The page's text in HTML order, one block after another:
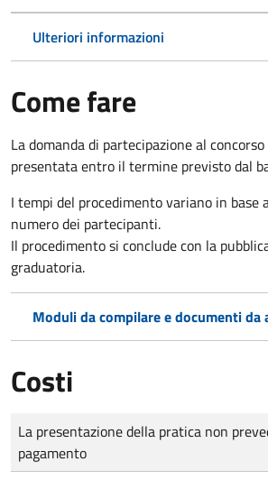
Ulteriori informazioni
Come fare
La domanda di partecipazione al
presentata entro il termine previsto dal
I tempi del procedimento variano in base
numero dei partecipanti.
Il procedimento si conclude con la
graduatoria.
Moduli da compilare e documenti da
Costi
Tipo di pagamento
Importo
La presentazione della pratica non
pagamento